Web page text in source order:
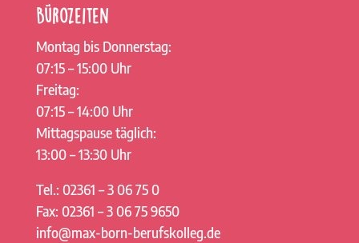
Bürozeiten
Montag bis Donnerstag:
07:15 – 15:00 Uhr
Freitag:
07:15 – 14:00 Uhr
Mittagspause täglich:
13:00 – 13:30 Uhr
Tel.: 02361 – 3 06 75 0
Fax: 02361 – 3 06 75 9650
info@max-born-berufskolleg.de